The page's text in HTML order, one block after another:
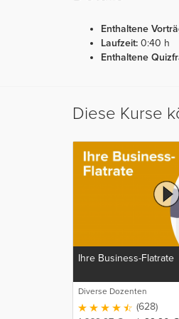
Enthaltene
Laufzeit: 0:40 h
Enthaltene
Diese Kurse
Ihre Business-Flatrate
Diverse Dozenten
(628)